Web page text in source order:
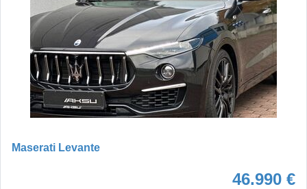
Maserati Levante
46.990 €